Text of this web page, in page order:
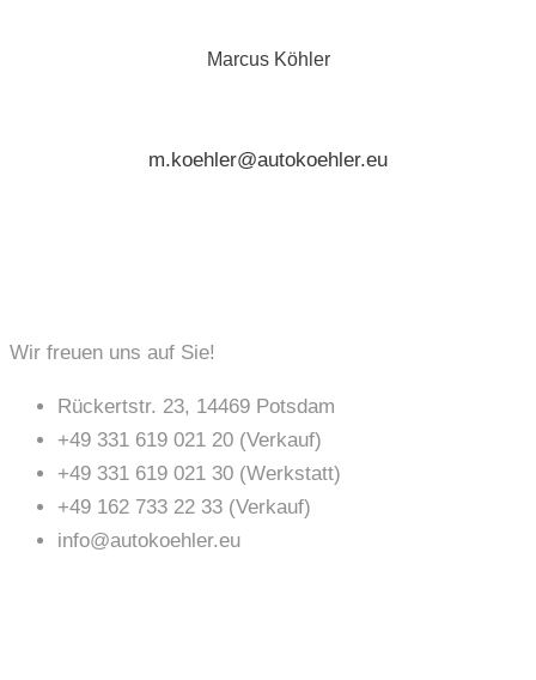
Marcus Köhler
m.koehler@autokoehler.eu
Wir freuen uns auf Sie!
Rückertstr. 23, 14469 Potsdam
+49 331 619 021 20 (Verkauf)
+49 331 619 021 30 (Werkstatt)
+49 162 733 22 33 (Verkauf)
info@autokoehler.eu